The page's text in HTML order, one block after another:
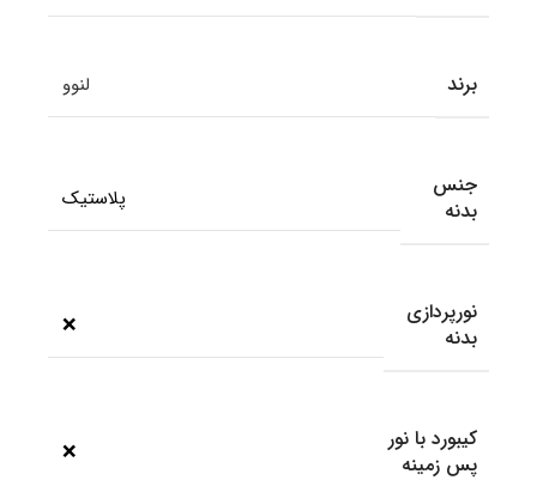
برند لنوو
جنس
بدنه
پلاستیک
نورپردازی
بدنه
❌
کیبورد با نور
پس زمینه
❌